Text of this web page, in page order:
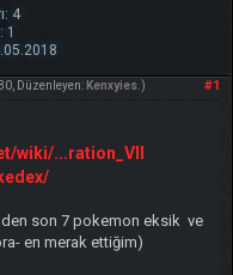
4
1
#1
Düzenleyen: Kenxyies.)
wiki/...ration_VII
son 7 pokemon eksik ve
en merak ettiğim)